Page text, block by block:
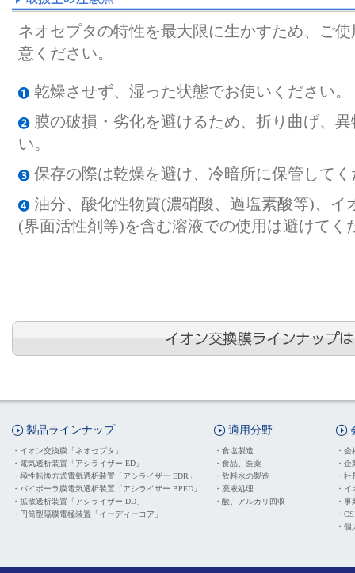
ネオセプタの特性を最大限に生かすため、ご
意ください。
乾燥させず、湿った状態でお使いください。
膜の破損・劣化を避けるため、折り曲げ、
い。
保存の際は乾燥を避け、冷暗所に保管して
油分、酸化性物質(濃硝酸、過塩素酸等)、イ
(界面活性剤等)を含む溶液での使用は避けてく
製品ラインナップ
・ イオン交換膜「ネオセプタ」
・ 電気透析装置「アシライザー ED」
・ 極性転換方式電気透析装置「アシライザー EDR」
・ バイポーラ膜電気透析装置「アシライザー BPED」
・ 拡散透析装置「アシライザー DD」
・ 円筒型隔膜電極装置「イーディーコア」
適用分野
・ 食塩製造
・ 食品、医薬
・ 飲料水の製造
・ 廃液処理
・ 酸、アルカリ回収
・ 会
・ 企
・ 社
・ イ
・ 事
・
・ 個